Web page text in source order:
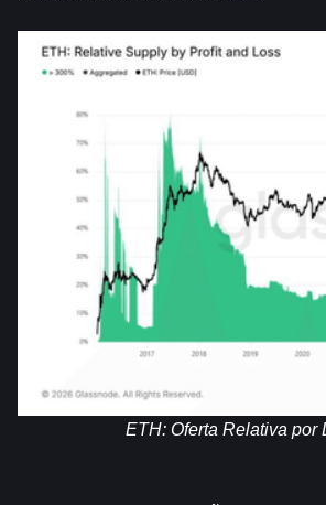
ETH: Oferta Relativa por